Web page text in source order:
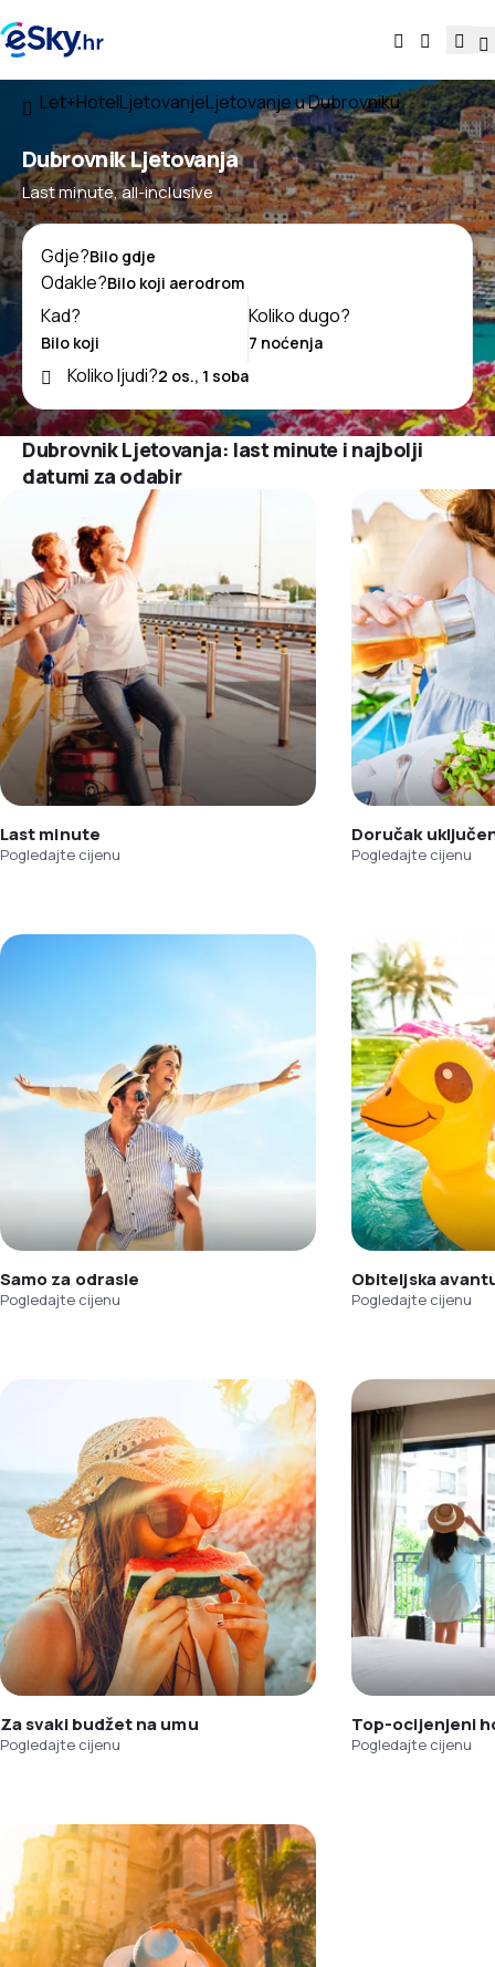
Let+HotelLjetovanjeLjetovanje u Dubrovniku
Dubrovnik Ljetovanja
Last minute, all-inclusive
Gdje?
Odakle?
Kad?
Koliko dugo?
Koliko ljudi?
Dubrovnik Ljetovanja: last minute i najbolji
datumi za odabir
Last minute
Pogledajte cijenu
Doručak
Pogledajte cijenu
Samo za odrasle
Pogledajte cijenu
Obiteljska
Pogledajte cijenu
Za svaki budžet na umu
Pogledajte cijenu
Top-ocijenjeni
Pogledajte cijenu